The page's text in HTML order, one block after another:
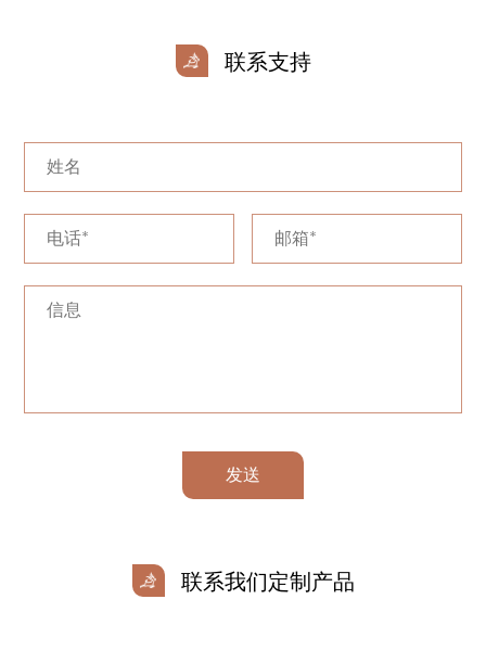
联系支持
发送
联系我们定制产品